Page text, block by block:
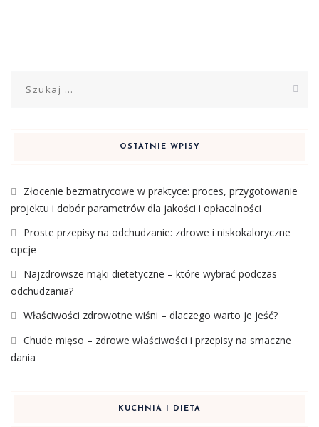
OSTATNIE WPISY
Złocenie bezmatrycowe w praktyce: proces, przygotowanie
projektu i dobór parametrów dla jakości i opłacalności
Proste przepisy na odchudzanie: zdrowe i niskokaloryczne
opcje
Najzdrowsze mąki dietetyczne – które wybrać podczas
odchudzania?
Właściwości zdrowotne wiśni – dlaczego warto je jeść?
Chude mięso – zdrowe właściwości i przepisy na smaczne
dania
KUCHNIA I DIETA